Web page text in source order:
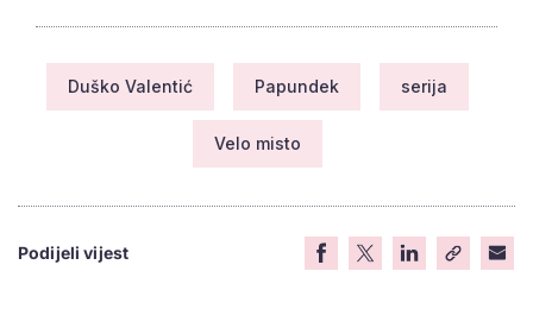
Duško Valentić Papundek serija
Velo misto
Podijeli vijest